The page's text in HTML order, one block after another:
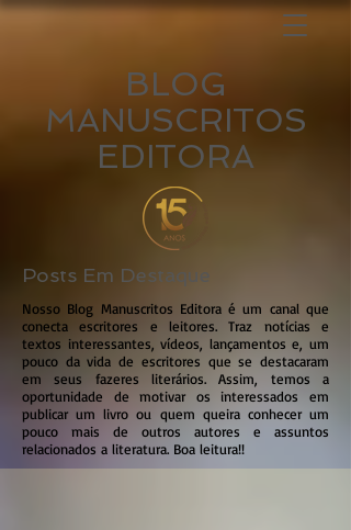
BLOG
MANUSCRITOS
EDITORA
Posts Em Destaque
Nosso Blog Manuscritos Editora é um canal que
conecta escritores e leitores. Traz notícias e
textos interessantes, vídeos, lançamentos e, um
pouco da vida de escritores que se destacaram
em seus fazeres literários. Assim, temos a
oportunidade de motivar os interessados em
publicar um livro ou quem queira conhecer um
pouco mais de outros autores e assuntos
relacionados a literatura. Boa leitura!!